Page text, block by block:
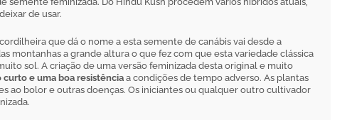
de usar.
que dá o nome a esta semente de canábis vai desde a
montanhas a grande altura o que fez com que esta variedade clássica
sol. A criação de uma versão feminizada desta original e muito
e uma boa resistência a condições de tempo adverso. As plantas
ao bolor e outras doenças. Os iniciantes ou qualquer outro cultivador